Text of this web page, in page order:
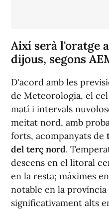
Així serà l'oratge
dijous, segons
D'acord amb les
de Meteorologia, el
matí i intervals
meitat nord, amb
forts, acompanyats de
del terç nord.
descens en el litoral
en la resta; màximes
notable en la província
significativament alts